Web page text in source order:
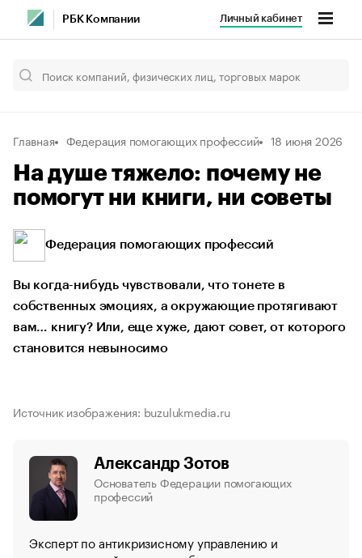
РБК Компании Личный кабинет
Главная Федерация помогающих профессий 18 июня 2026
На душе тяжело: почему не
помогут ни книги, ни советы
Федерация помогающих профессий
Вы когда-нибудь чувствовали, что тонете в
собственных эмоциях, а окружающие протягивают
вам… книгу? Или, еще хуже, дают совет, от которого
становится невыносимо
Источник изображения: buzulukmedia.ru
Александр Зотов
Основатель Федерации помогающих
профессий
Эксперт по антикризисному управлению и